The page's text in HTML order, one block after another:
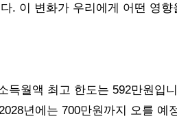
. 이 변화가 우리에게 어떤 영향
득월액 최고 한도는 592만원입
년에는 700만원까지 오를 예